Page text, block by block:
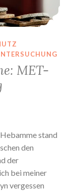
MET-
stand
den
der
bei meiner
vergessen